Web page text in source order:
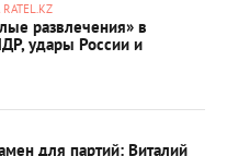
развлечения» в
удары России и
для партий: Виталий